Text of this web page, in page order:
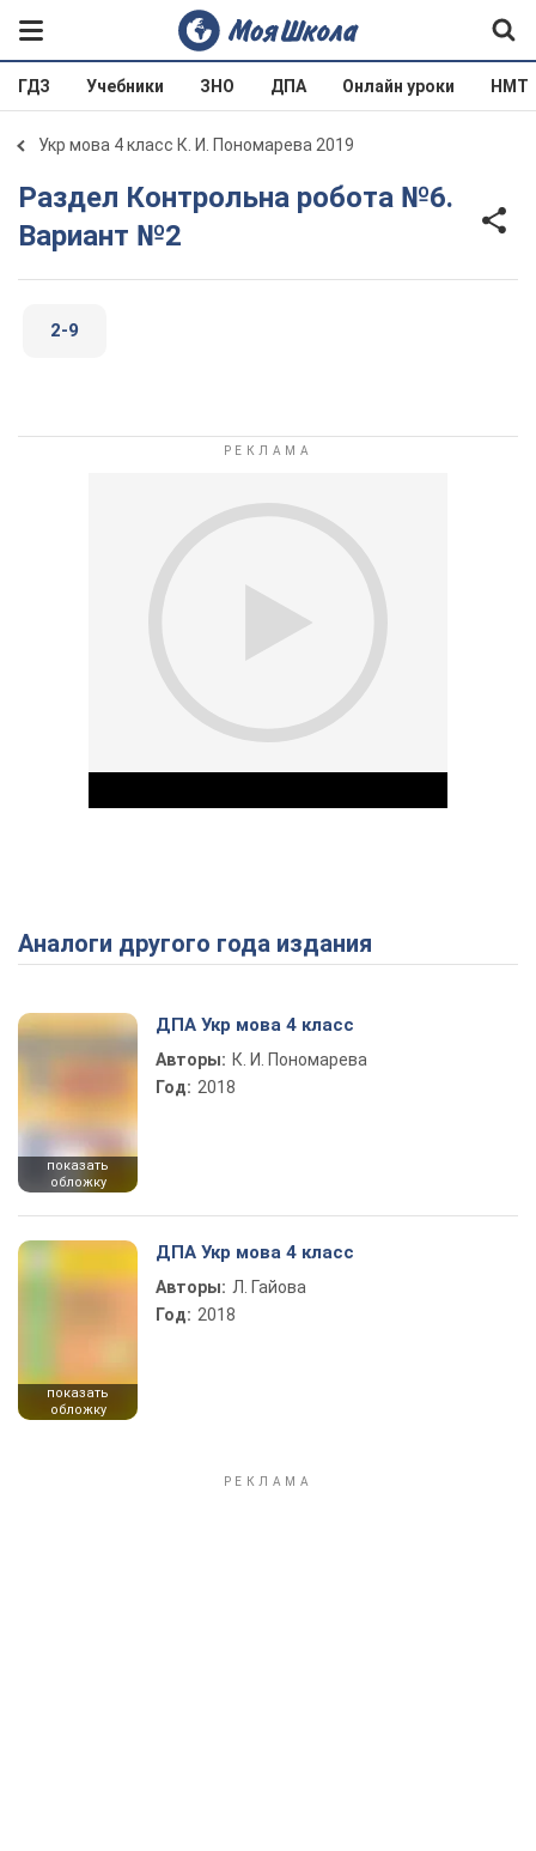
ГДЗ Учебники ЗНО ДПА Онлайн уроки НМТ
Укр мова 4 класс К. И. Пономарева 2019
Раздел Контрольна робота №6.
Вариант №2
2-9
Play Video
Аналоги другого года издания
показать
обложку
ДПА Укр мова 4 класс
Авторы: К. И. Пономарева
Год: 2018
показать
обложку
ДПА Укр мова 4 класс
Авторы: Л. Гайова
Год: 2018